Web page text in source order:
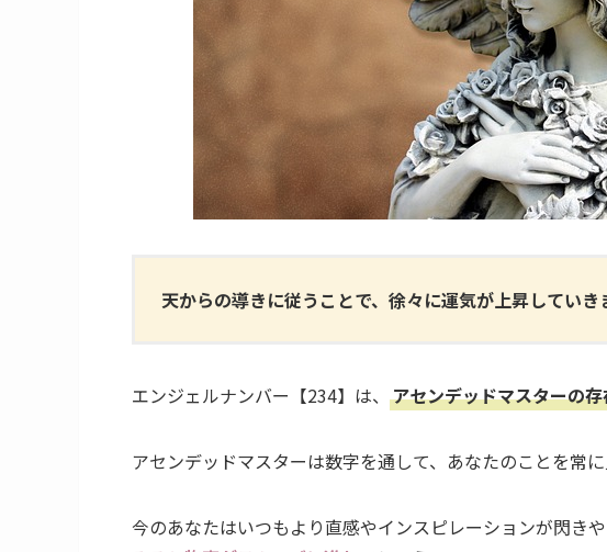
天からの導きに従うことで、徐々に運気が上昇していき
エンジェルナンバー【234】は、 アセンデッドマスターの
アセンデッドマスターは数字を通して、あなたのことを常
今のあなたはいつもより直感やインスピレーションが閃きや